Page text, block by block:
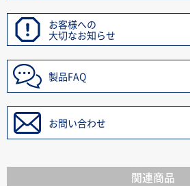
お客様への
大切なお知らせ
製品FAQ
お問い合わせ
関連商品